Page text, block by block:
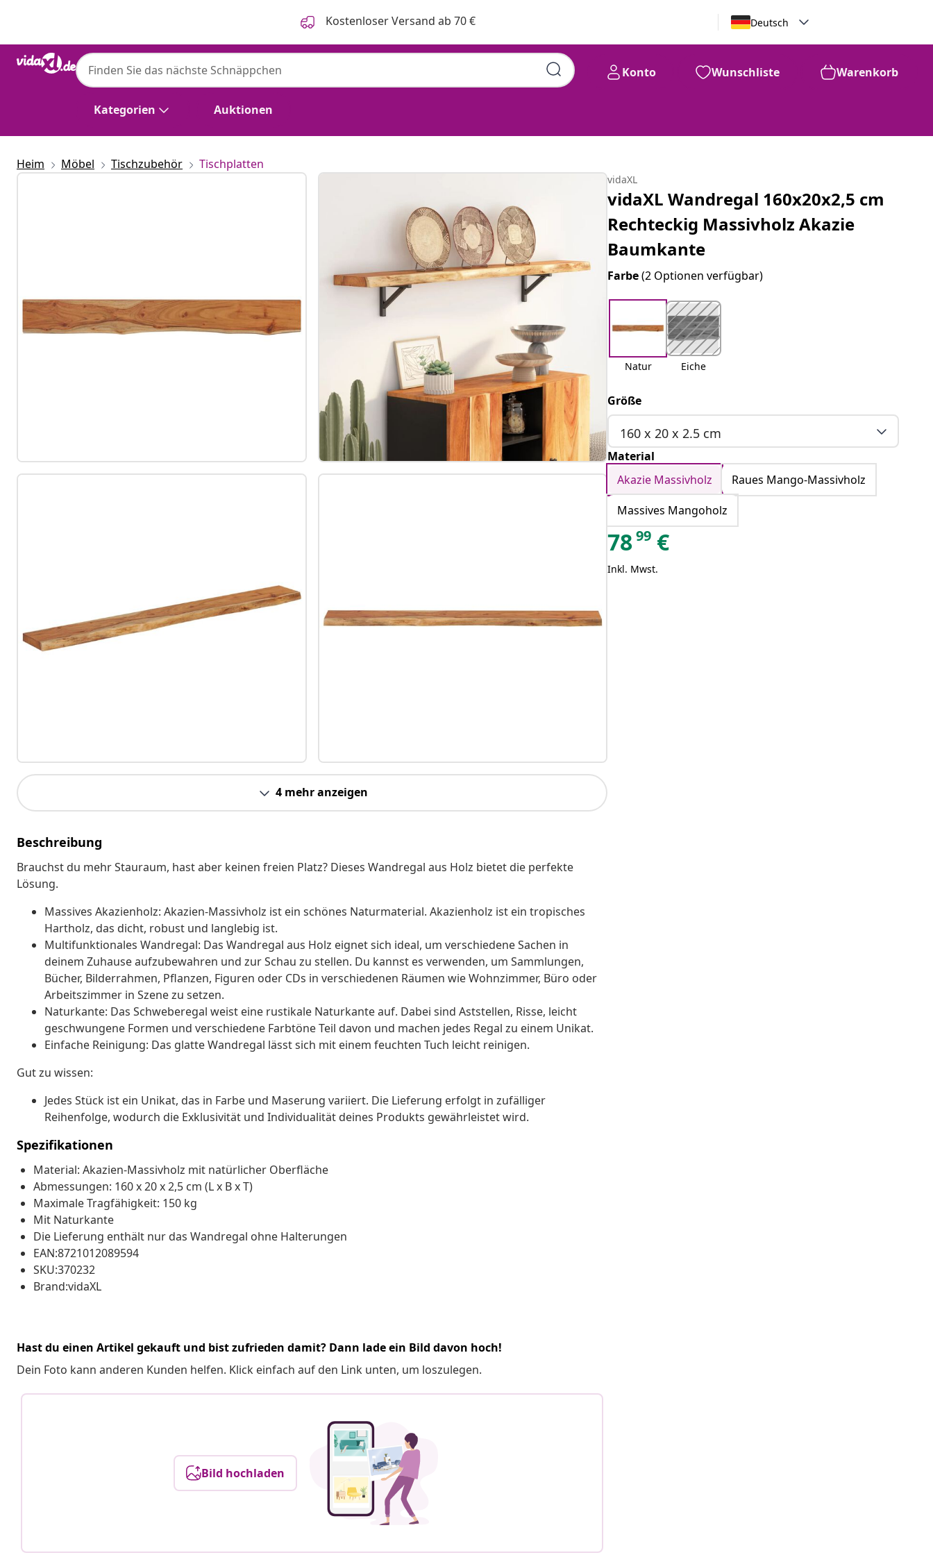
Kostenloser Versand ab 70 € Deutsch
Kategorien Auktionen
Konto Wunschliste Warenkorb
Heim Möbel Tischzubehör Tischplatten
4 mehr anzeigen
Beschreibung
Brauchst du mehr Stauraum, hast aber keinen freien Platz? Dieses Wandregal aus Holz bietet die perfekte
Lösung.
Massives Akazienholz: Akazien-Massivholz ist ein schönes Naturmaterial. Akazienholz ist ein tropisches
Hartholz, das dicht, robust und langlebig ist.
Multifunktionales Wandregal: Das Wandregal aus Holz eignet sich ideal, um verschiedene Sachen in
deinem Zuhause aufzubewahren und zur Schau zu stellen. Du kannst es verwenden, um Sammlungen,
Bücher, Bilderrahmen, Pflanzen, Figuren oder CDs in verschiedenen Räumen wie Wohnzimmer, Büro oder
Arbeitszimmer in Szene zu setzen.
Naturkante: Das Schweberegal weist eine rustikale Naturkante auf. Dabei sind Aststellen, Risse, leicht
geschwungene Formen und verschiedene Farbtöne Teil davon und machen jedes Regal zu einem Unikat.
Einfache Reinigung: Das glatte Wandregal lässt sich mit einem feuchten Tuch leicht reinigen.
Gut zu wissen:
Jedes Stück ist ein Unikat, das in Farbe und Maserung variiert. Die Lieferung erfolgt in zufälliger
Reihenfolge, wodurch die Exklusivität und Individualität deines Produkts gewährleistet wird.
Spezifikationen
Material: Akazien-Massivholz mit natürlicher Oberfläche
Abmessungen: 160 x 20 x 2,5 cm (L x B x T)
Maximale Tragfähigkeit: 150 kg
Mit Naturkante
Die Lieferung enthält nur das Wandregal ohne Halterungen
EAN:8721012089594
SKU:370232
Brand:vidaXL
Hast du einen Artikel gekauft und bist zufrieden damit? Dann lade ein Bild davon hoch!
Dein Foto kann anderen Kunden helfen. Klick einfach auf den Link unten, um loszulegen.
Bild hochladen
vidaXL
vidaXL Wandregal 160x20x2,5 cm
Rechteckig Massivholz Akazie
Baumkante
Farbe(2 Optionen verfügbar)
Natur Eiche
Größe
160 x 20 x 2.5 cm
Material
Akazie Massivholz
Raues Mango-Massivholz
Massives Mangoholz
7899 €
Inkl. Mwst.